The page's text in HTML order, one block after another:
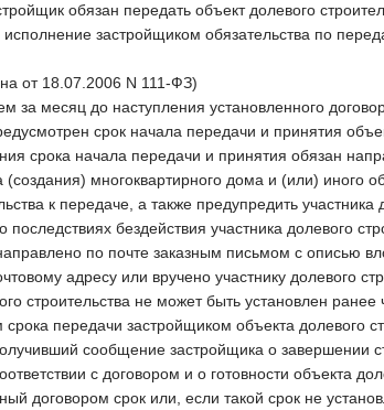
обязан передать объект долевого
застройщиком обязательства по
от 18.07.2006 N 111-ФЗ)
за месяц до наступления установленного
срок начала передачи и принятия
срока начала передачи и принятия обязан
(создания) многоквартирного дома и (или) иного
к передаче, а также предупредить
последствиях бездействия участника долевого
по почте заказным письмом с описью
адресу или вручено участнику долевого
строительства не может быть установлен
передачи застройщиком объекта долевого
сообщение застройщика о завершении
с договором и о готовности объекта
договором срок или, если такой срок не